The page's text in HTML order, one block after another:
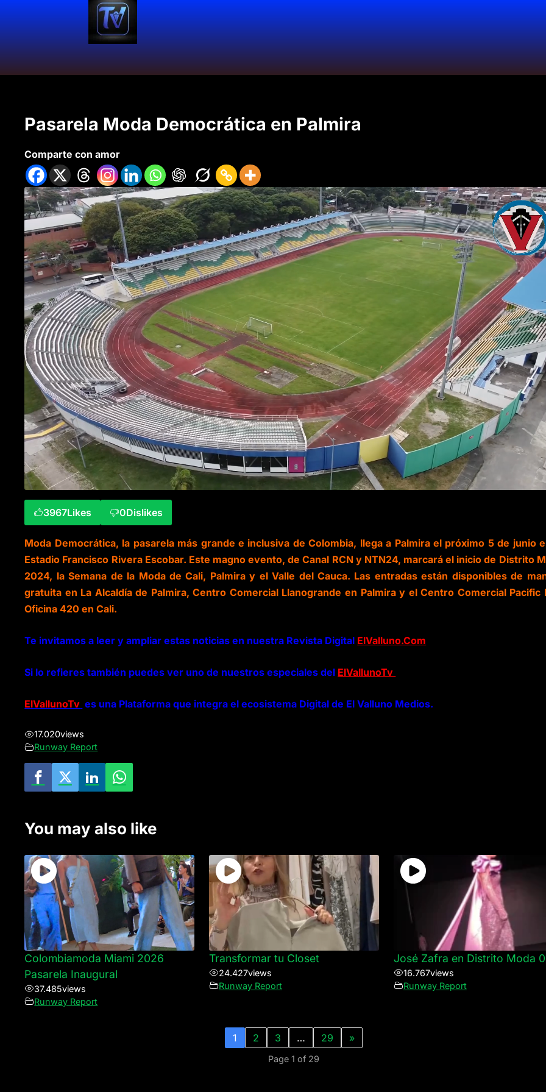
Pasarela Moda Democrática en Palmira
Comparte con amor
3967Likes 0Dislikes
Moda Democrática, la pasarela más grande e inclusiva de Colombia, llega a Palmira el próximo 5 de junio
Estadio Francisco Rivera Escobar. Este magno evento, de Canal RCN y NTN24, marcará el inicio de Distrito
2024, la Semana de la Moda de Cali, Palmira y el Valle del Cauca. Las entradas están disponibles de
gratuita en La Alcaldía de Palmira, Centro Comercial Llanogrande en Palmira y el Centro Comercial Pacific
Oficina 420 en Cali.
Te invitamos a leer y ampliar estas noticias en nuestra Revista Digital ElValluno.Com
Si lo refieres también puedes ver uno de nuestros especiales del ElVallunoTv
ElVallunoTv es una Plataforma que integra el ecosistema Digital de El Valluno Medios.
17.020views
Runway Report
You may also like
Colombiamoda Miami 2026
Pasarela Inaugural
37.485views
Runway Report
Transformar tu Closet
24.427views
Runway Report
José Zafra en Distrito Moda
16.767views
Runway Report
1 2 3 … 29 »
Page 1 of 29